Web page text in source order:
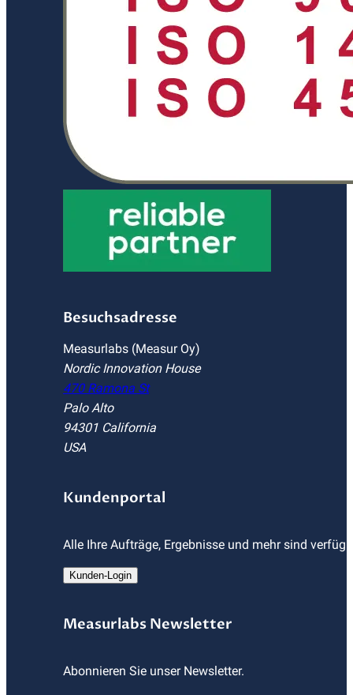
Besuchsadresse
Measurlabs (Measur Oy)
Nordic Innovation House
470 Ramona St
Palo Alto
94301 California
USA
Kundenportal
Alle Ihre Aufträge, Ergebnisse und mehr sind
Kunden-Login
Measurlabs Newsletter
Abonnieren Sie unser Newsletter.